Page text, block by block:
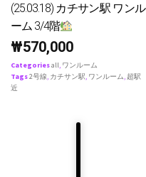
(25.03.18) カチサン駅 ワンル
ーム 3/4階
₩570,000
Categoriesall, ワンルーム
Tags2号線, カチサン駅, ワンルーム, 超駅
近